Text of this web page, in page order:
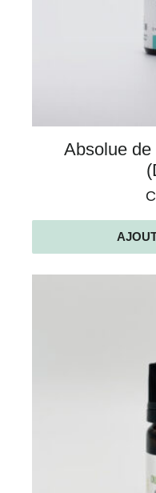
Absolue de